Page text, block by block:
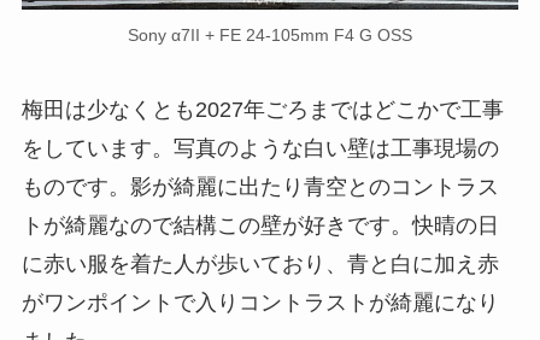
Sony α7II + FE 24-105mm F4 G OSS
梅田は少なくとも2027年ごろまではどこかで工事
をしています。写真のような白い壁は工事現場の
ものです。影が綺麗に出たり青空とのコントラス
トが綺麗なので結構この壁が好きです。快晴の日
に赤い服を着た人が歩いており、青と白に加え赤
がワンポイントで入りコントラストが綺麗になり